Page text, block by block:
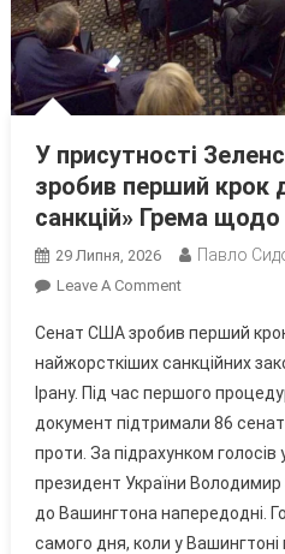
У присутності
зробив перший крок
санкцій» Грема щодо
29 Липня, 2026 Павло
Leave A CommentOn
Присутності
Зеленського
Сенат
США
Зробив
Перший
До
Сенат США зробив перший
найжорсткіших санкційних
Ірану. Під час першого
документ підтримали 86
проти. За підрахунком голосів
президент України
до Вашингтона напередодні.
самого дня, коли у